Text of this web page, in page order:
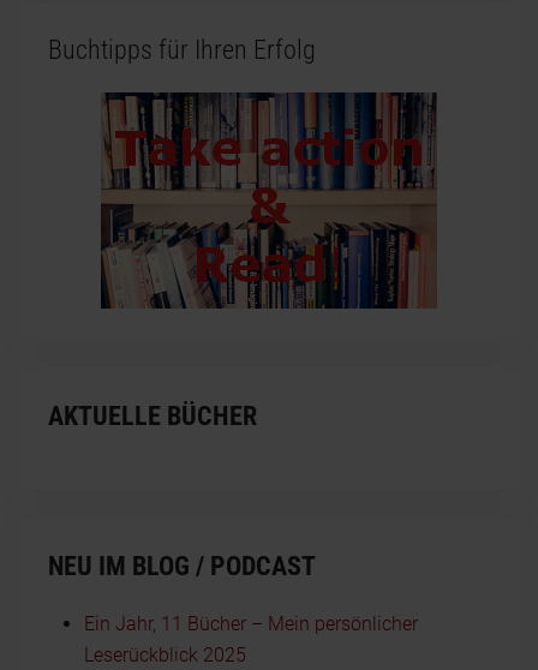
Buchtipps für Ihren Erfolg
AKTUELLE BÜCHER
NEU IM BLOG / PODCAST
Ein Jahr, 11 Bücher – Mein persönlicher
Leserückblick 2025